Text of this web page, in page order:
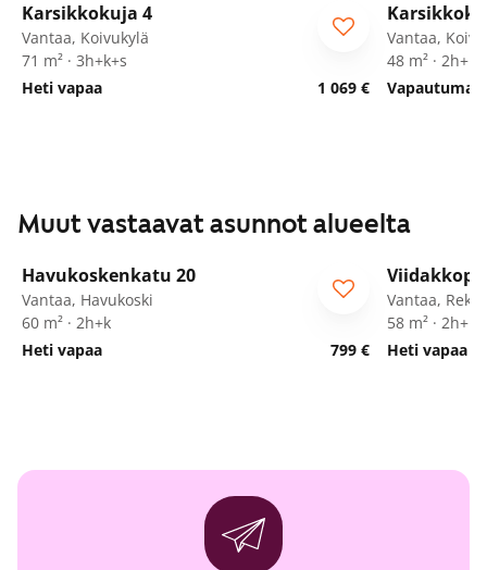
Karsikkokuja 4
Vantaa, Koivukylä
71 m² · 3h+k+s
Heti vapaa
1 069 €
Vantaa,
48 m² ·
Muut vastaavat asunnot alueelta
Havukoskenkatu 20
Vantaa, Havukoski
60 m² · 2h+k
Heti vapaa
799 €
ARA
Vantaa,
58 m² ·
Heti vapaa